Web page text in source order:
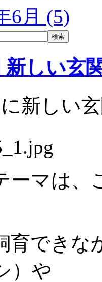
6月 (5)
新しい玄
新しい
ーマは、
育できな
）や